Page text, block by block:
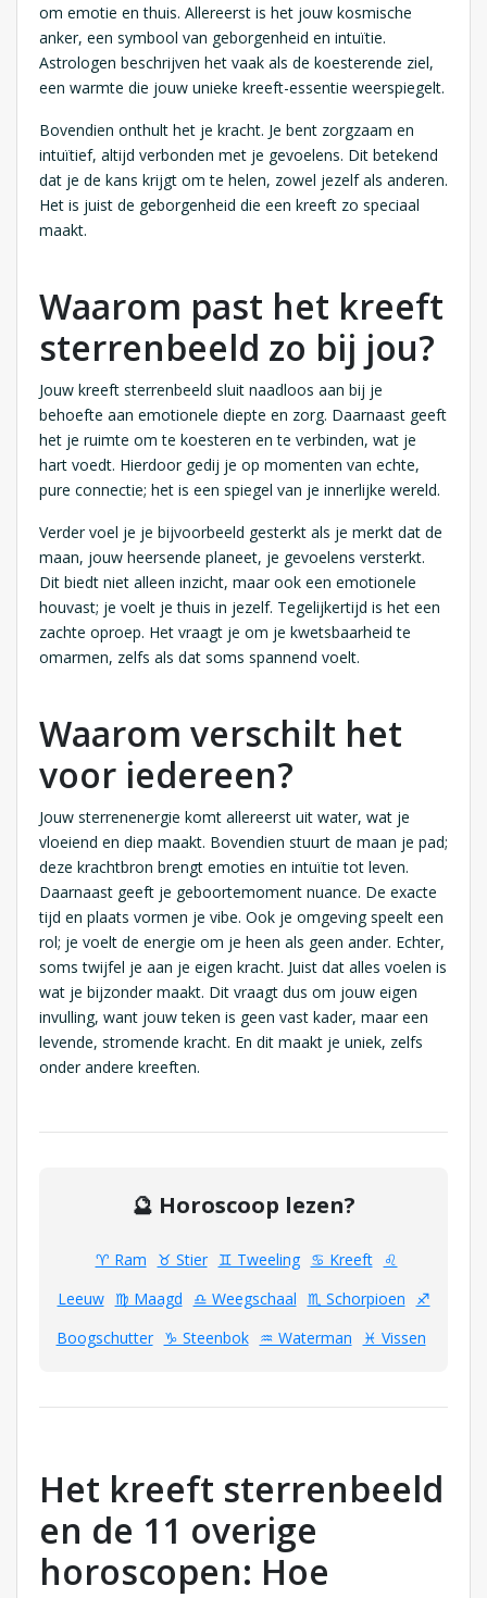
om emotie en thuis. Allereerst is het jouw kosmische
anker, een symbool van geborgenheid en intuïtie.
Astrologen beschrijven het vaak als de koesterende ziel,
een warmte die jouw unieke kreeft-essentie weerspiegelt.
Bovendien onthult het je kracht. Je bent zorgzaam en
intuïtief, altijd verbonden met je gevoelens. Dit betekend
dat je de kans krijgt om te helen, zowel jezelf als anderen.
Het is juist de geborgenheid die een kreeft zo speciaal
maakt.
Waarom past het kreeft
sterrenbeeld zo bij jou?
Jouw kreeft sterrenbeeld sluit naadloos aan bij je
behoefte aan emotionele diepte en zorg. Daarnaast geeft
het je ruimte om te koesteren en te verbinden, wat je
hart voedt. Hierdoor gedij je op momenten van echte,
pure connectie; het is een spiegel van je innerlijke wereld.
Verder voel je je bijvoorbeeld gesterkt als je merkt dat de
maan, jouw heersende planeet, je gevoelens versterkt.
Dit biedt niet alleen inzicht, maar ook een emotionele
houvast; je voelt je thuis in jezelf. Tegelijkertijd is het een
zachte oproep. Het vraagt je om je kwetsbaarheid te
omarmen, zelfs als dat soms spannend voelt.
Waarom verschilt het
voor iedereen?
Jouw sterrenenergie komt allereerst uit water, wat je
vloeiend en diep maakt. Bovendien stuurt de maan je pad;
deze krachtbron brengt emoties en intuïtie tot leven.
Daarnaast geeft je geboortemoment nuance. De exacte
tijd en plaats vormen je vibe. Ook je omgeving speelt een
rol; je voelt de energie om je heen als geen ander. Echter,
soms twijfel je aan je eigen kracht. Juist dat alles voelen is
wat je bijzonder maakt. Dit vraagt dus om jouw eigen
invulling, want jouw teken is geen vast kader, maar een
levende, stromende kracht. En dit maakt je uniek, zelfs
onder andere kreeften.
🔮 Horoscoop lezen?
♈ Ram ♉ Stier ♊ Tweeling ♋ Kreeft
♌
Leeuw
♍ Maagd ♎ Weegschaal ♏ Schorpioen
♐
Boogschutter
♑ Steenbok ♒ Waterman ♓ Vissen
Het kreeft sterrenbeeld
en de 11 overige
horoscopen: Hoe